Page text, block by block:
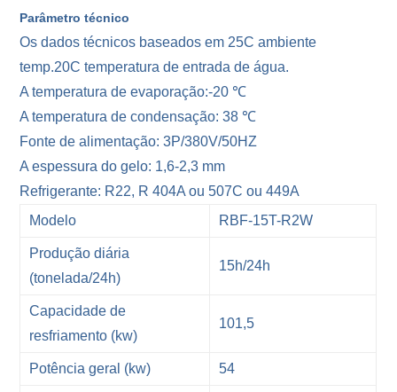
Parâmetro técnico
Os dados técnicos baseados em 25C ambiente
temp.20C temperatura de entrada de água.
A temperatura de evaporação:-20 ℃
A temperatura de condensação: 38 ℃
Fonte de alimentação: 3P/380V/50HZ
A espessura do gelo: 1,6-2,3 mm
Refrigerante: R22, R 404A ou 507C ou 449A
Modelo
RBF-15T-R2W
Produção diária
(tonelada/24h)
15h/24h
Capacidade de
resfriamento (kw)
101,5
Potência geral (kw) 54